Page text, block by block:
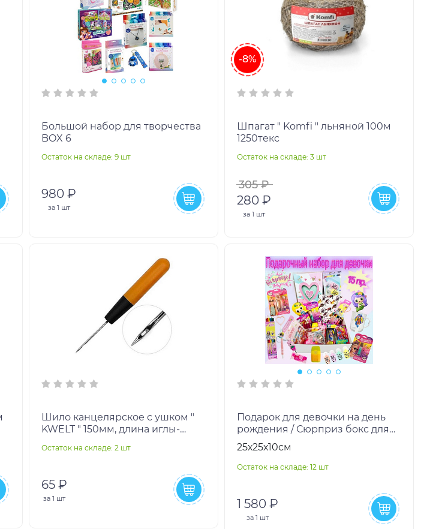
Большой набор для творчества
BOX 6
Остаток на складе: 9 шт
980 ₽
за 1 шт
-8%
Шпагат " Komfi " льняной 100м
1250текс
Остаток на складе: 3 шт
305 ₽
280 ₽
за1 шт
Шило канцелярское с ушком "
KWELT " 150мм, длина иглы-
Остаток на складе: 2 шт
65 ₽
за1 шт
Подарок для девочки на день
рождения / Сюрприз бокс для
детей / Набор для девочки / BOX
номер 4
25х25х10см
Остаток на складе: 12 шт
1 580 ₽
за1 шт